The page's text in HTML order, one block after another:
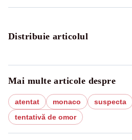
Distribuie articolul
Mai multe articole despre
atentat monaco suspecta
tentativă de omor